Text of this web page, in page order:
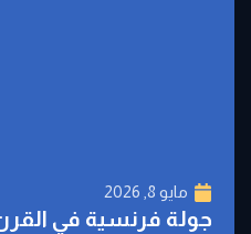
مايو 8, 2026
جولة فرنسية في